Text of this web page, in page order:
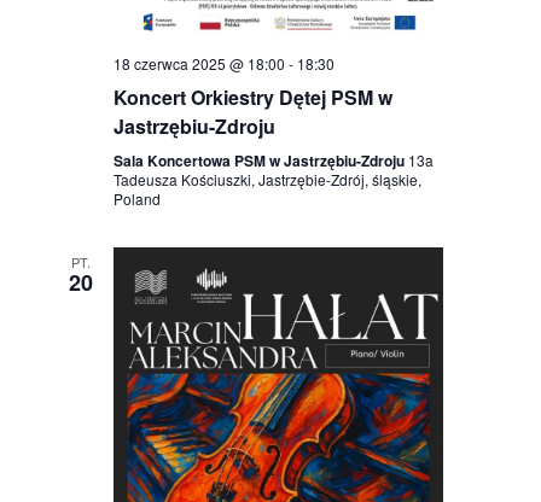
18 czerwca 2025 @ 18:00 - 18:30
Koncert Orkiestry Dętej PSM w
Jastrzębiu-Zdroju
Sala Koncertowa PSM w Jastrzębiu-Zdroju 13a
Tadeusza Kościuszki, Jastrzębie-Zdrój, śląskie,
Poland
PT.
20